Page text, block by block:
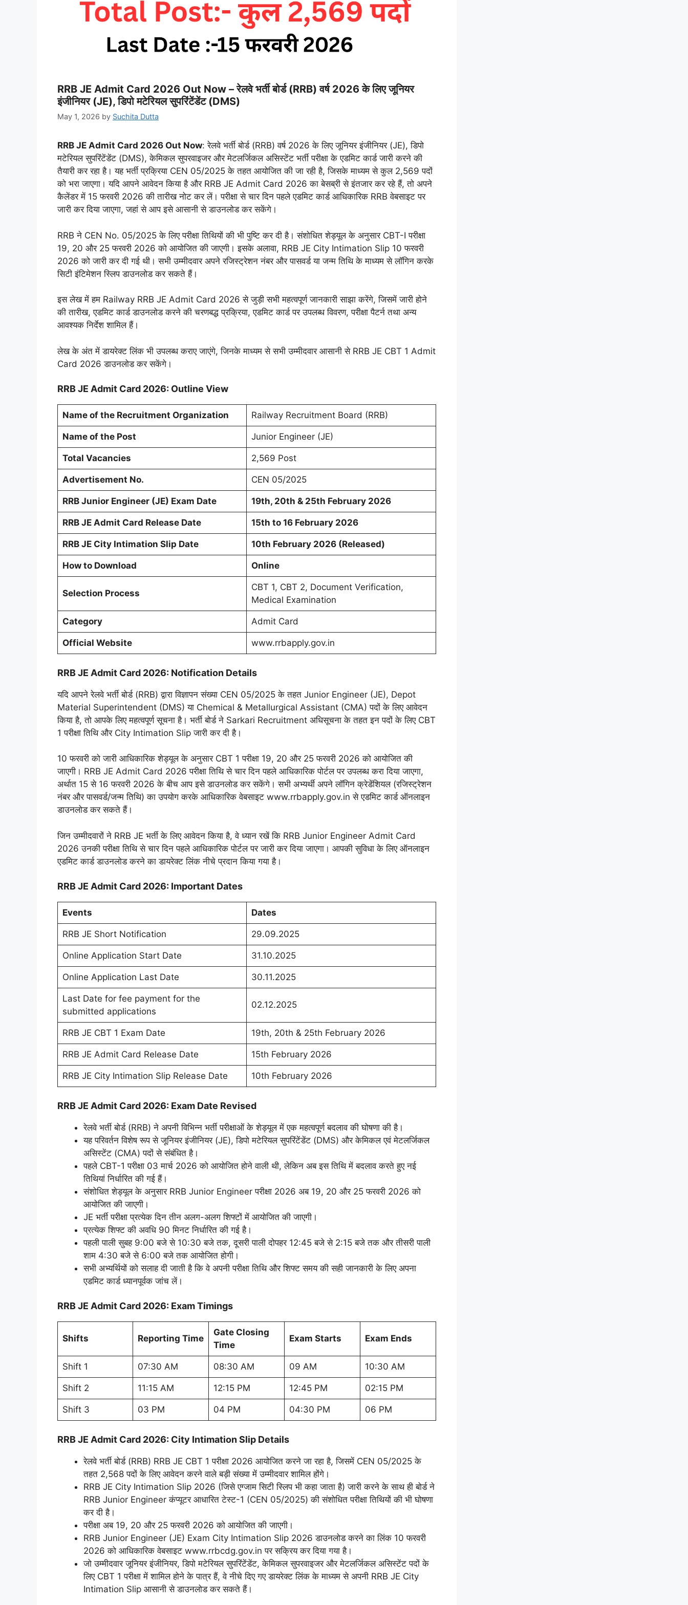
RRB JE Admit Card 2026 Out Now – रेलवे भर्ती बोर्ड (RRB) वर्ष 2026 के लिए जूनियर
इंजीनियर (JE), डिपो मटेरियल सुपरिंटेंडेंट (DMS)
May 1, 2026 by Suchita Dutta
RRB JE Admit Card 2026 Out Now: रेलवे भर्ती बोर्ड (RRB) वर्ष 2026 के लिए जूनियर इंजीनियर (JE), डिपो
मटेरियल सुपरिंटेंडेंट (DMS), केमिकल सुपरवाइजर और मेटलर्जिकल असिस्टेंट भर्ती परीक्षा के एडमिट कार्ड जारी करने की
तैयारी कर रहा है। यह भर्ती प्रक्रिया CEN 05/2025 के तहत आयोजित की जा रही है, जिसके माध्यम से कुल 2,569 पदों
को भरा जाएगा। यदि आपने आवेदन किया है और RRB JE Admit Card 2026 का बेसब्री से इंतजार कर रहे हैं, तो अपने
कैलेंडर में 15 फरवरी 2026 की तारीख नोट कर लें। परीक्षा से चार दिन पहले एडमिट कार्ड आधिकारिक RRB वेबसाइट पर
जारी कर दिया जाएगा, जहां से आप इसे आसानी से डाउनलोड कर सकेंगे।
RRB ने CEN No. 05/2025 के लिए परीक्षा तिथियों की भी पुष्टि कर दी है। संशोधित शेड्यूल के अनुसार CBT-I परीक्षा
19, 20 और 25 फरवरी 2026 को आयोजित की जाएगी। इसके अलावा, RRB JE City Intimation Slip 10 फरवरी
2026 को जारी कर दी गई थी। सभी उम्मीदवार अपने रजिस्ट्रेशन नंबर और पासवर्ड या जन्म तिथि के माध्यम से लॉगिन करके
सिटी इंटिमेशन स्लिप डाउनलोड कर सकते हैं।
इस लेख में हम Railway RRB JE Admit Card 2026 से जुड़ी सभी महत्वपूर्ण जानकारी साझा करेंगे, जिसमें जारी होने
की तारीख, एडमिट कार्ड डाउनलोड करने की चरणबद्ध प्रक्रिया, एडमिट कार्ड पर उपलब्ध विवरण, परीक्षा पैटर्न तथा अन्य
आवश्यक निर्देश शामिल हैं।
लेख के अंत में डायरेक्ट लिंक भी उपलब्ध कराए जाएंगे, जिनके माध्यम से सभी उम्मीदवार आसानी से RRB JE CBT 1 Admit
Card 2026 डाउनलोड कर सकेंगे।
RRB JE Admit Card 2026: Outline View
Name of the Recruitment Organization Railway Recruitment Board (RRB)
Name of the Post Junior Engineer (JE)
Total Vacancies 2,569 Post
Advertisement No. CEN 05/2025
RRB Junior Engineer (JE) Exam Date 19th, 20th & 25th February 2026
RRB JE Admit Card Release Date 15th to 16 February 2026
RRB JE City Intimation Slip Date 10th February 2026 (Released)
How to Download Online
Selection Process
CBT 1, CBT 2, Document Verification,
Medical Examination
Category Admit Card
Official Website www.rrbapply.gov.in
RRB JE Admit Card 2026: Notification Details
यदि आपने रेलवे भर्ती बोर्ड (RRB) द्वारा विज्ञापन संख्या CEN 05/2025 के तहत Junior Engineer (JE), Depot
Material Superintendent (DMS) या Chemical & Metallurgical Assistant (CMA) पदों के लिए आवेदन
किया है, तो आपके लिए महत्वपूर्ण सूचना है। भर्ती बोर्ड ने Sarkari Recruitment अधिसूचना के तहत इन पदों के लिए CBT
1 परीक्षा तिथि और City Intimation Slip जारी कर दी है।
10 फरवरी को जारी आधिकारिक शेड्यूल के अनुसार CBT 1 परीक्षा 19, 20 और 25 फरवरी 2026 को आयोजित की
जाएगी। RRB JE Admit Card 2026 परीक्षा तिथि से चार दिन पहले आधिकारिक पोर्टल पर उपलब्ध करा दिया जाएगा,
अर्थात 15 से 16 फरवरी 2026 के बीच आप इसे डाउनलोड कर सकेंगे। सभी अभ्यर्थी अपने लॉगिन क्रेडेंशियल (रजिस्ट्रेशन
नंबर और पासवर्ड/जन्म तिथि) का उपयोग करके आधिकारिक वेबसाइट www.rrbapply.gov.in से एडमिट कार्ड ऑनलाइन
डाउनलोड कर सकते हैं।
जिन उम्मीदवारों ने RRB JE भर्ती के लिए आवेदन किया है, वे ध्यान रखें कि RRB Junior Engineer Admit Card
2026 उनकी परीक्षा तिथि से चार दिन पहले आधिकारिक पोर्टल पर जारी कर दिया जाएगा। आपकी सुविधा के लिए ऑनलाइन
एडमिट कार्ड डाउनलोड करने का डायरेक्ट लिंक नीचे प्रदान किया गया है।
RRB JE Admit Card 2026: Important Dates
Events Dates
RRB JE Short Notification 29.09.2025
Online Application Start Date 31.10.2025
Online Application Last Date 30.11.2025
Last Date for fee payment for the
submitted applications
02.12.2025
RRB JE CBT 1 Exam Date 19th, 20th & 25th February 2026
RRB JE Admit Card Release Date 15th February 2026
RRB JE City Intimation Slip Release Date 10th February 2026
RRB JE Admit Card 2026: Exam Date Revised
रेलवे भर्ती बोर्ड (RRB) ने अपनी विभिन्न भर्ती परीक्षाओं के शेड्यूल में एक महत्वपूर्ण बदलाव की घोषणा की है।
यह परिवर्तन विशेष रूप से जूनियर इंजीनियर (JE), डिपो मटेरियल सुपरिंटेंडेंट (DMS) और केमिकल एवं मेटलर्जिकल
असिस्टेंट (CMA) पदों से संबंधित है।
पहले CBT-1 परीक्षा 03 मार्च 2026 को आयोजित होने वाली थी, लेकिन अब इस तिथि में बदलाव करते हुए नई
तिथियां निर्धारित की गई हैं।
संशोधित शेड्यूल के अनुसार RRB Junior Engineer परीक्षा 2026 अब 19, 20 और 25 फरवरी 2026 को
आयोजित की जाएगी।
JE भर्ती परीक्षा प्रत्येक दिन तीन अलग-अलग शिफ्टों में आयोजित की जाएगी।
प्रत्येक शिफ्ट की अवधि 90 मिनट निर्धारित की गई है।
पहली पाली सुबह 9:00 बजे से 10:30 बजे तक, दूसरी पाली दोपहर 12:45 बजे से 2:15 बजे तक और तीसरी पाली
शाम 4:30 बजे से 6:00 बजे तक आयोजित होगी।
सभी अभ्यर्थियों को सलाह दी जाती है कि वे अपनी परीक्षा तिथि और शिफ्ट समय की सही जानकारी के लिए अपना
एडमिट कार्ड ध्यानपूर्वक जांच लें।
RRB JE Admit Card 2026: Exam Timings
Shifts Reporting Time
Gate Closing
Time
Exam Starts Exam Ends
Shift 1 07:30 AM 08:30 AM 09 AM 10:30 AM
Shift 2 11:15 AM 12:15 PM 12:45 PM 02:15 PM
Shift 3 03 PM 04 PM 04:30 PM 06 PM
RRB JE Admit Card 2026: City Intimation Slip Details
रेलवे भर्ती बोर्ड (RRB) RRB JE CBT 1 परीक्षा 2026 आयोजित करने जा रहा है, जिसमें CEN 05/2025 के
तहत 2,568 पदों के लिए आवेदन करने वाले बड़ी संख्या में उम्मीदवार शामिल होंगे।
RRB JE City Intimation Slip 2026 (जिसे एग्जाम सिटी स्लिप भी कहा जाता है) जारी करने के साथ ही बोर्ड ने
RRB Junior Engineer कंप्यूटर आधारित टेस्ट-1 (CEN 05/2025) की संशोधित परीक्षा तिथियों की भी घोषणा
कर दी है।
परीक्षा अब 19, 20 और 25 फरवरी 2026 को आयोजित की जाएगी।
RRB Junior Engineer (JE) Exam City Intimation Slip 2026 डाउनलोड करने का लिंक 10 फरवरी
2026 को आधिकारिक वेबसाइट www.rrbcdg.gov.in पर सक्रिय कर दिया गया है।
जो उम्मीदवार जूनियर इंजीनियर, डिपो मटेरियल सुपरिंटेंडेंट, केमिकल सुपरवाइजर और मेटलर्जिकल असिस्टेंट पदों के
लिए CBT 1 परीक्षा में शामिल होने के पात्र हैं, वे नीचे दिए गए डायरेक्ट लिंक के माध्यम से अपनी RRB JE City
Intimation Slip आसानी से डाउनलोड कर सकते हैं।